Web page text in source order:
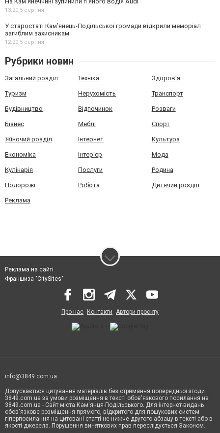
13:20,5 серпня
У старостаті Кам’янець-Подільської громади відкрили меморіал
загиблим захисникам
12:20,5 серпня
Рубрики новин
Загальний розділ Техніка Здоров'я
Туризм Нерухомість Транспорт
Будівництво Відпочинок Розваги
Бізнес Меблі Спорт
Жіночий розділ Інтернет Культура
Економіка Інтер'єр Мода
Кулінарія Послуги Родина
Подорожі Робота Дитячий розділ
Реклама
Реклама на сайті
Франшиза "CitySites"
Про нас Контакти Автори проєкту
info@3849.com.ua
Допускається цитування матеріалів без отримання попередньої згоди
3849.com.ua за умови розміщення в тексті обов'язкового посилання на
3849.com.ua - Сайт міста Кам'янця-Подільського. Для інтернет-видань
обов'язкове розміщення прямого, відкритого для пошукових систем
гіперпосилання на цитовані статті не нижче другого абзацу в тексті або в
якості джерела. Порушення виняткових прав переслідується Законом.